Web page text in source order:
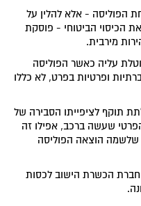
הפוליסה - אלא להלין על
הכיסוי הביטוחי - פוסקת
מירבית.
עליה כאשר הפוליסה
ופרטיות בפרט, לא כללו
תוקף לציפייתו הסבירה של
שעשה ברכב, אפילו זה
הוצאה הפוליסה
חברת הכשרת הישוב לכסות